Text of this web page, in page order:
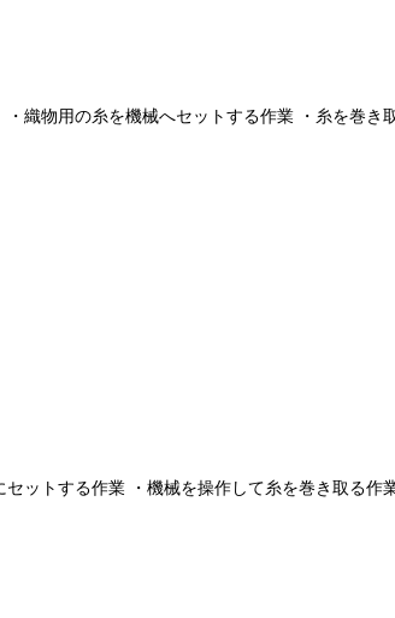
織物用の糸を機械へセットする作業 ・糸を巻き
ットする作業 ・機械を操作して糸を巻き取る作